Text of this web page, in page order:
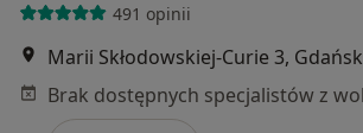
491 opinii
Marii Skłodowskiej-Curie 3, Gdańsk